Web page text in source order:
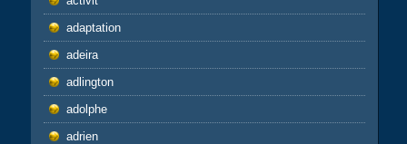
adaptation
adeira
adlington
adolphe
adrien